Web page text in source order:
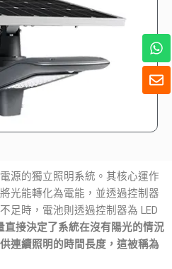
源的獨立照明系統。其核心運作
光能轉化為電能，並透過控制器
足時，電池則透過控制器為 LED
直接決定了系統在沒有陽光的情況
連續照明的時間長度，這被稱為
信
封
W
h
a
t
s
p